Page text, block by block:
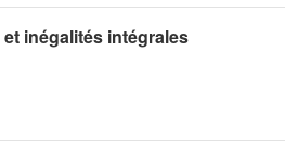
inégalités intégrales